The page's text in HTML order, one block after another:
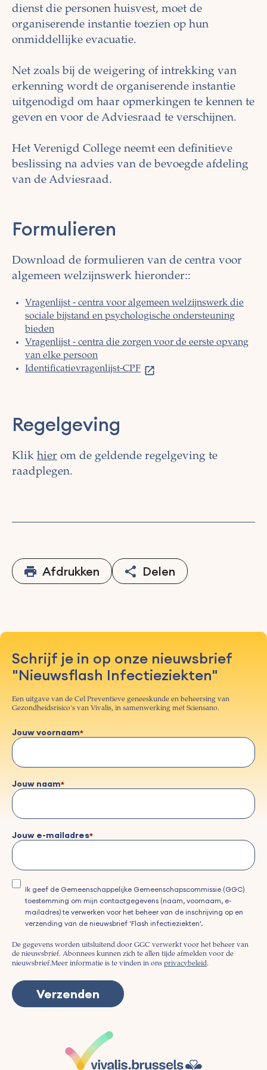
dienst die personen huisvest, moet de
organiserende instantie toezien op hun
onmiddellijke evacuatie.
Net zoals bij de weigering of intrekking van
erkenning wordt de organiserende instantie
uitgenodigd om haar opmerkingen te kennen te
geven en voor de Adviesraad te verschijnen.
Het Verenigd College neemt een definitieve
beslissing na advies van de bevoegde afdeling
van de Adviesraad.
Formulieren
Download de formulieren van de centra voor
algemeen welzijnswerk hieronder::
Vragenlijst - centra voor algemeen welzijnswerk die
sociale bijstand en psychologische ondersteuning
bieden
Vragenlijst - centra die zorgen voor de eerste opvang
van elke persoon
Identificatievragenlijst-CPF
Regelgeving
Klik hier om de geldende regelgeving te
raadplegen.
Afdrukken Delen
Schrijf je in op onze nieuwsbrief
"Nieuwsflash Infectieziekten"
Een uitgave van de Cel Preventieve geneeskunde en beheersing van
Gezondheidsrisico's van Vivalis, in samenwerking met Sciensano.
Jouw voornaam
Jouw naam
Jouw e-mailadres
Ik geef de Gemeenschappelijke Gemeenschapscommissie (GGC)
toestemming om mijn contactgegevens (naam, voornaam, e-
mailadres) te verwerken voor het beheer van de inschrijving op en
verzending van de nieuwsbrief 'Flash infectieziekten'.
De gegevens worden uitsluitend door GGC verwerkt voor het beheer van
de nieuwsbrief. Abonnees kunnen zich te allen tijde afmelden voor de
nieuwsbrief.Meer informatie is te vinden in ons privacybeleid.